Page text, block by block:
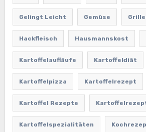
Gelingt Leicht Gemüse
Hackfleisch Hausmannskost
Kartoffelaufläufe Kartoffeldiät
Kartoffelpizza Kartoffelrezept
Kartoffel Rezepte
Kartoffelspezialitäten